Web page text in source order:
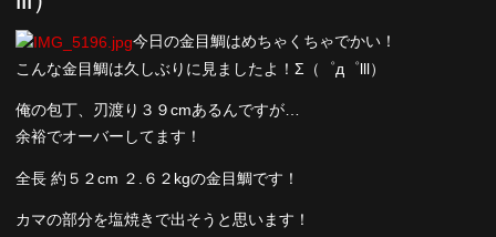
今日の金目鯛はめちゃくちゃでかい！
こんな金目鯛は久しぶりに見ましたよ！Σ（゜д゜lll）
俺の包丁、刃渡り３９cmあるんですが…
余裕でオーバーしてます！
全長 約５２cm ２.６２kgの金目鯛です！
カマの部分を塩焼きで出そうと思います！